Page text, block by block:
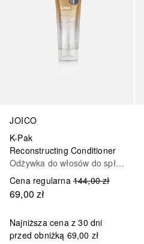
JOICO
K-Pak
Reconstructing Conditioner
Odżywka do włosów do spłukiwania
Cena regularna 144,00 zł
69,00 zł
Najniższa cena z 30 dni
przed obniżką 69,00 zł